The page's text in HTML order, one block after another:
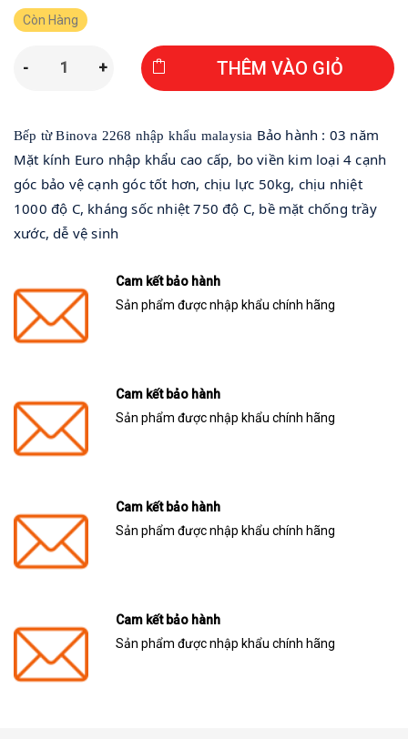
Còn Hàng
- + THÊM VÀO GIỎ
Bếp từ Binova 2268 nhập khẩu malaysia Bảo hành : 03 năm
Mặt kính Euro nhập khẩu cao cấp, bo viền kim loại 4 cạnh
góc bảo vệ cạnh góc tốt hơn, chịu lực 50kg, chịu nhiệt
1000 độ C, kháng sốc nhiệt 750 độ C, bề mặt chống trầy
xước, dễ vệ sinh
Cam kết bảo hành
Sản phẩm được nhập khẩu chính hãng
Cam kết bảo hành
Sản phẩm được nhập khẩu chính hãng
Cam kết bảo hành
Sản phẩm được nhập khẩu chính hãng
Cam kết bảo hành
Sản phẩm được nhập khẩu chính hãng